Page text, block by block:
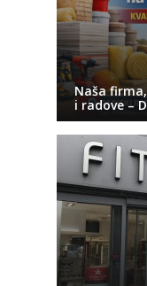
Naša
i radove –